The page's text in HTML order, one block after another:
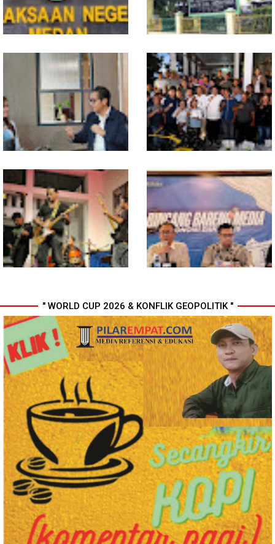
Kejari Medan Terima SPDP
Kasus Dugaan Kekerasan
Anggota DPRD Medan AT
Wali Kota Medan
Bebastugaskan Sementara
Camat Medan Timur,
Tindaklanjuti Hasil Audit
Khudus Inspektorat
Maknai Kemerdekaan RI Ke-81,
Rico Waas : Kemerdekaan
Harus Dirasakan Masyarakat
Lewat Peningkatan Pelayanan
Primer
Gubernur Bobby Nasution
Siapkan Rumah Produksi
Kelapa di Nias Utara
In Release02,Hansen Teo:
Band Medan Harus Berani
Bereskperimen
Ekonomi Sumut Triwulan II
2026 berkisar 5,06 Persen, BI :
Konsumsi RT dan
Perdagangan CPO
Penyumbang Tertinggi
" WORLD CUP 2026 & KONFLIK GEOPOLITIK "